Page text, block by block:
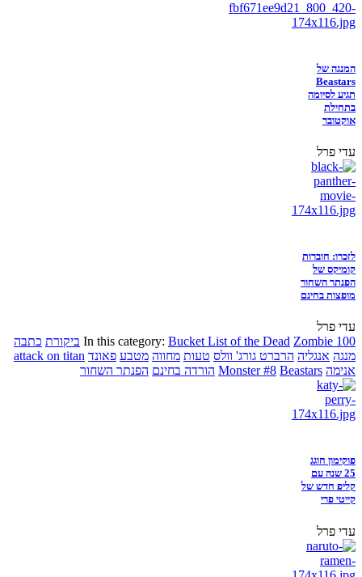
המנגה של
Beastars
תגיע לסיומה
בתחילת
אוקטובר
עדי פרל
לזכרו: חוברות
קומיקס של
הפנתר השחור
מופצות בחינם
עדי פרל
In this category: Bucket List of the Dead Zombie 100 ביקורת כתבה
מנגה אנגליה הרברט גורג' וולס טעות מחווה מטבע פאונד attack on titan
אנימה
Monster #8 Beastars הורדה בחינם הפנתר השחור
פוקימון חוגג
25 שנה עם
קליפ חדש של
קייטי פרי
עדי פרל